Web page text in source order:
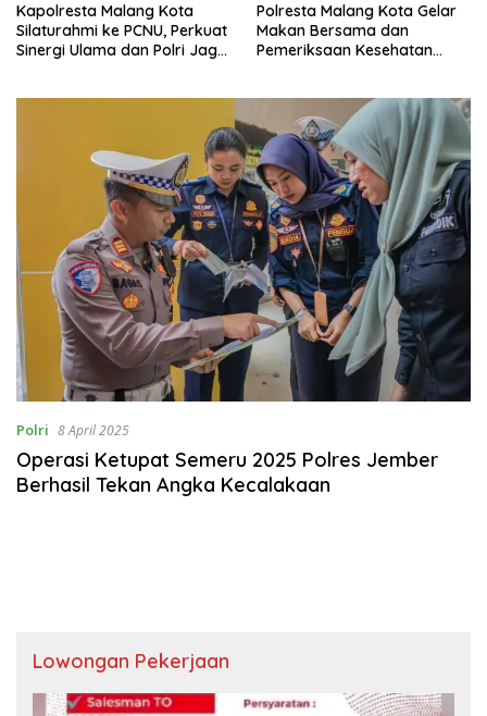
Kapolresta Malang Kota
Silaturahmi ke PCNU, Perkuat
Sinergi Ulama dan Polri Jaga
Polresta Malang Kota Gelar
Makan Bersama dan
Pemeriksaan Kesehatan
Polri 8 April 2025
Operasi Ketupat Semeru 2025 Polres Jember
Berhasil Tekan Angka Kecalakaan
Lowongan Pekerjaan